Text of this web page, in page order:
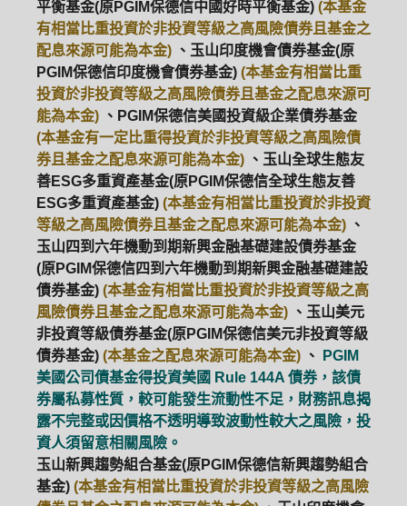
平衡基金(原PGIM保德信中國好時平衡基金) (本基金
有相當比重投資於非投資等級之高風險債券且基金之
配息來源可能為本金) 、玉山印度機會債券基金(原
PGIM保德信印度機會債券基金) (本基金有相當比重
投資於非投資等級之高風險債券且基金之配息來源可
能為本金) 、PGIM保德信美國投資級企業債券基金
(本基金有一定比重得投資於非投資等級之高風險債
券且基金之配息來源可能為本金) 、玉山全球生態友
善ESG多重資產基金(原PGIM保德信全球生態友善
ESG多重資產基金) (本基金有相當比重投資於非投資
等級之高風險債券且基金之配息來源可能為本金) 、
玉山四到六年機動到期新興金融基礎建設債券基金
(原PGIM保德信四到六年機動到期新興金融基礎建設
債券基金) (本基金有相當比重投資於非投資等級之高
風險債券且基金之配息來源可能為本金) 、玉山美元
非投資等級債券基金(原PGIM保德信美元非投資等級
債券基金) (本基金之配息來源可能為本金) 、
PGIM
美國公司債基金得投資美國 Rule 144A 債券，該債
券屬私募性質，較可能發生流動性不足，財務訊息揭
露不完整或因價格不透明導致波動性較大之風險，投
資人須留意相關風險。
玉山新興趨勢組合基金(原PGIM保德信新興趨勢組合
基金) (本基金有相當比重投資於非投資等級之高風險